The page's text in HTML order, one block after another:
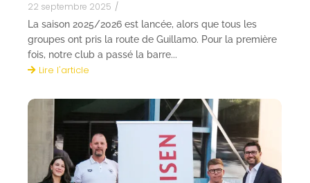
22 septembre 2025 /
La saison 2025/2026 est lancée, alors que tous les
groupes ont pris la route de Guillamo. Pour la première
fois, notre club a passé la barre...
Lire l'article